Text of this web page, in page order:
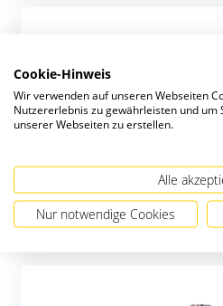
Rundeisenstifte
Cookie-Hinweis
Wir verwenden auf unseren Webseiten
Nutzererlebnis zu gewährleisten und um
unserer Webseiten zu erstellen.
Alle
Nur notwendige Cookies